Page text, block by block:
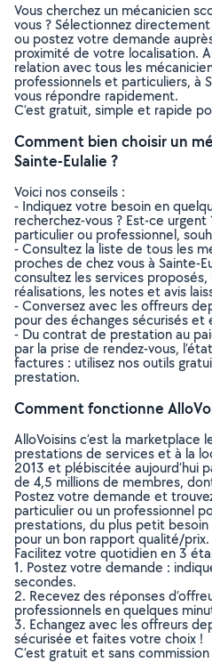
Vous cherchez un mécanicien
vous ? Sélectionnez
ou postez votre demande
proximité de votre localisation.
relation avec tous les
professionnels et particuliers, à
vous répondre rapidement.
C’est gratuit, simple et rapide
Comment bien choisir un
Sainte-Eulalie ?
Voici nos conseils :
- Indiquez votre besoin en
recherchez-vous ? Est-ce
particulier ou professionnel,
- Consultez la liste de tous les
proches de chez vous à Sainte-
consultez les services
réalisations, les notes et avis
- Conversez avec les offreurs
pour des échanges sécurisés et
- Du contrat de prestation au
par la prise de rendez-vous,
factures : utilisez nos outils
prestation.
Comment fonctionne
AlloVoisins c’est la marketplace
prestations de services et à la
2013 et plébiscitée aujourd’hui
de 4,5 millions de membres,
Postez votre demande et
particulier ou un professionnel
prestations, du plus petit besoin
pour un bon rapport qualité/prix.
Facilitez votre quotidien en 3
1. Postez votre demande :
secondes.
2. Recevez des réponses
professionnels en quelques
3. Echangez avec les offreurs
sécurisée et faites votre choix !
C’est gratuit et sans commission